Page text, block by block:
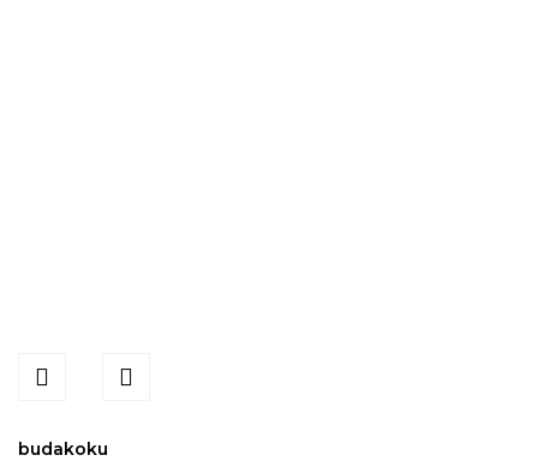
budakoku